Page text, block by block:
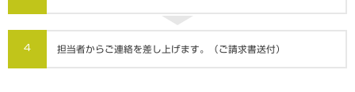
4 担当者からご連絡を差し上げます。（ご請求書送付）